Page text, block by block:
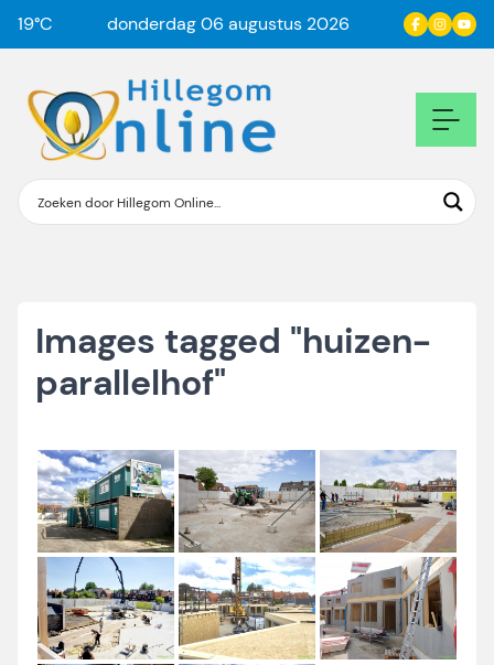
19°C donderdag 06 augustus 2026
Images tagged "huizen-
parallelhof"